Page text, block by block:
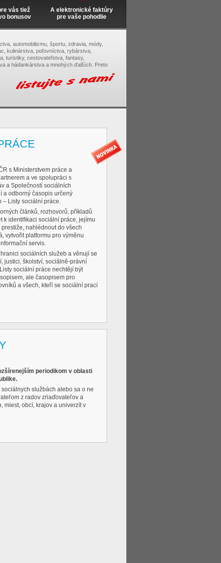
vás tiež
bonusov
A elektronické faktúry
pre vaše pohodlie
automobilizmu, športu, zdravia, módy,
kulinárstva, poľovníctva, rybárstva,
turistiky, cestovateľstva, fantasy,
a hádankárstva a mnohých ďalších. Preto
s Ministerstvem práce a
a ve spolupráci s
a Společností sociálních
a odborný časopis určený
– Listy sociální práce.
článků, rozhovorů, příkladů
k identifikaci sociální práce, jejímu
nahlédnout do všech
vytvořit platformu pro výměnu
servis.
sociálních služeb a věnují se
justici, školství, sociálně-právní
sociální práce nechtějí být
ale časopisem pro
a všech, kteří se sociální prací
periodikom v oblasti
službách alebo sa o ne
z radov zriaďovateľov a
miest, obcí, krajov a univerzít v